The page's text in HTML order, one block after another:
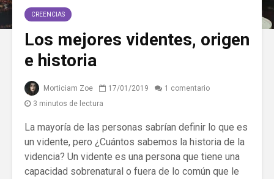
CREENCIAS
Los mejores videntes, origen
e historia
Morticiam Zoe 17/01/2019
1 comentario
3 minutos de lectura
La mayoría de las personas sabrían definir lo que es
un vidente, pero ¿Cuántos sabemos la historia de la
videncia? Un vidente es una persona que tiene una
capacidad sobrenatural o fuera de lo común que le